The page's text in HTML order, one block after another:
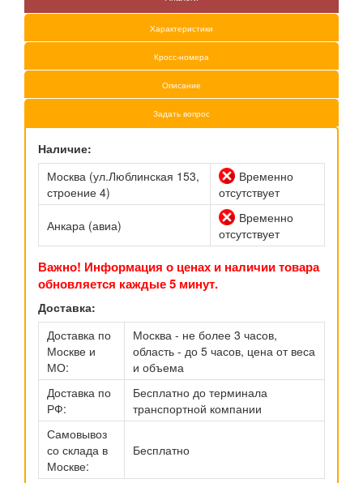
Характеристики
Кросс-номера
Описание
Задать вопрос
Наличие:
Москва (ул.Люблинская 153,
строение 4)
Временно
отсутствует
Анкара (авиа)
Временно
отсутствует
Важно! Информация о ценах и наличии товара
обновляется каждые 5 минут.
Доставка:
Доставка по
Москве и
МО:
Москва - не более 3 часов,
область - до 5 часов, цена от веса
и объема
Доставка по
РФ:
Бесплатно до терминала
транспортной компании
Самовывоз
со склада в
Москве:
Бесплатно